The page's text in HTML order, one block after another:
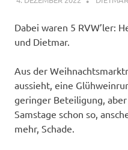
Dabei waren 5 RVW’ler:
und Dietmar.
Aus der
aussieht, eine
geringer Beteiligung,
Samstage schon so,
mehr, Schade.